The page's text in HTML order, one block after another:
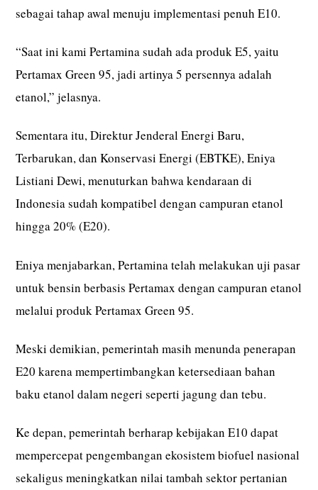
sebagai tahap awal menuju implementasi penuh E10.
“Saat ini kami Pertamina sudah ada produk E5, yaitu
Pertamax Green 95, jadi artinya 5 persennya adalah
etanol,” jelasnya.
Sementara itu, Direktur Jenderal Energi Baru,
Terbarukan, dan Konservasi Energi (EBTKE), Eniya
Listiani Dewi, menuturkan bahwa kendaraan di
Indonesia sudah kompatibel dengan campuran etanol
hingga 20% (E20).
Eniya menjabarkan, Pertamina telah melakukan uji pasar
untuk bensin berbasis Pertamax dengan campuran etanol
melalui produk Pertamax Green 95.
Meski demikian, pemerintah masih menunda penerapan
E20 karena mempertimbangkan ketersediaan bahan
baku etanol dalam negeri seperti jagung dan tebu.
Ke depan, pemerintah berharap kebijakan E10 dapat
mempercepat pengembangan ekosistem biofuel nasional
sekaligus meningkatkan nilai tambah sektor pertanian